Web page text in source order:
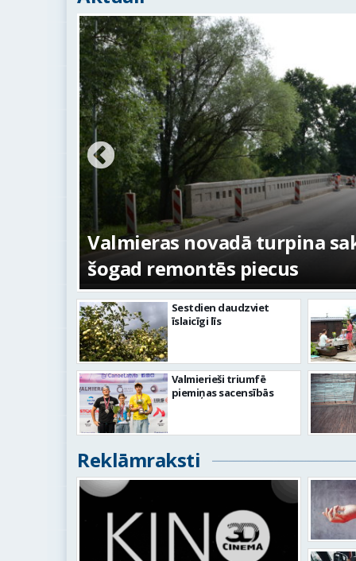
Valmieras novadā turpina
šogad remontēs piecus
Sestdien daudzviet
īslaicīgi līs
Valmierieši triumfē
piemiņas sacensībās
Reklāmraksti